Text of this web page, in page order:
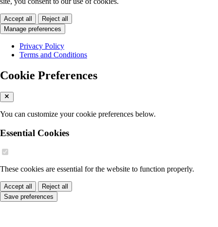
Accept all
Reject all
Manage preferences
Privacy Policy
Terms and Conditions
Cookie Preferences
You can customize your cookie preferences below.
Essential Cookies
These cookies are essential for the website to function properly.
Accept all
Reject all
Save preferences